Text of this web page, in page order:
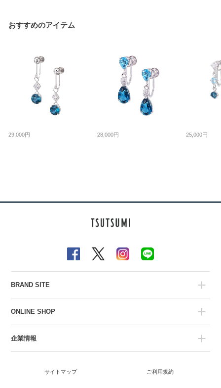
おすすめのアイテム
29,000円 28,000円 25,000円
BRAND SITE
ONLINE SHOP
企業情報
サイトマップ ご利用規約